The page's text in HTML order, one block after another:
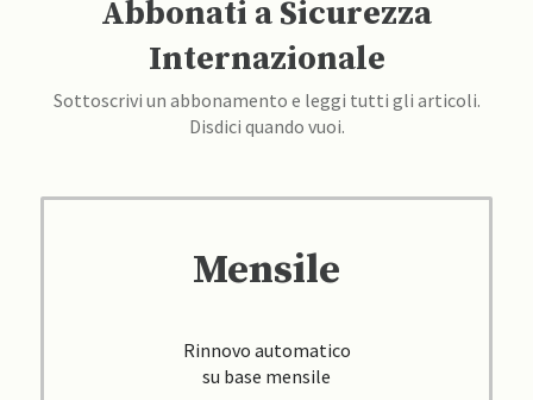
Abbonati a Sicurezza
Internazionale
Sottoscrivi un abbonamento e leggi tutti gli articoli.
Disdici quando vuoi.
Mensile
Rinnovo automatico
su base mensile